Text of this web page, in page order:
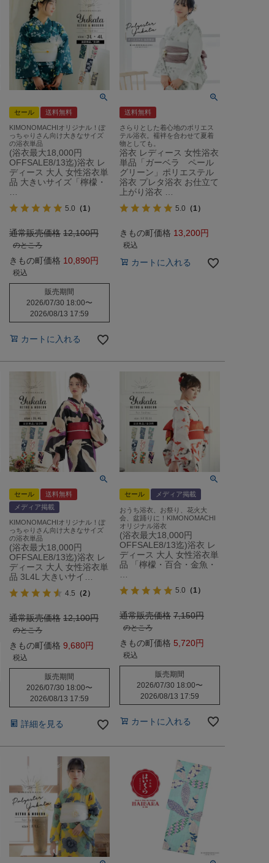
セール 送料無料
KIMONOMACHIオリジナル！ぽ
っちゃりさん向け大きなサイズ
の浴衣単品
(浴衣最大18,000円
OFFSALE8/13迄)浴衣 レ
ディース 大人 女性浴衣単
品 大きいサイズ「檸檬・
…
5.0 （1）
通常販売価格 12,100
のところ
きもの町価格 10,890
税込
販売期間
2026/07/30 18:00〜
2026/08/13 17:59
カートに入れる
送料無料
さらりとした着心地のポリエス
テル浴衣。襦袢を合わせて夏着
物としても。
浴衣 レディース 女性浴衣
単品「ガーベラ ペール
グリーン」ポリエステル
浴衣 プレタ浴衣 お仕立て
上がり浴衣 …
5.0 （1）
きもの町価格 13,200
税込
カートに入れる
セール
送料無料
メディア掲載
KIMONOMACHIオリジナル！ぽ
っちゃりさん向け大きなサイズ
の浴衣単品
(浴衣最大18,000円
OFFSALE8/13迄)浴衣 レ
ディース 大人 女性浴衣単
品 3L4L 大きいサイ…
4.5 （2）
通常販売価格 12,100
のところ
きもの町価格 9,680
税込
販売期間
2026/07/30 18:00〜
2026/08/13 17:59
詳細を見る
セール メディア掲載
おうち浴衣、お祭り、花火大
会、盆踊りに！KIMONOMACHI
オリジナル浴衣
(浴衣最大18,000円
OFFSALE8/13迄)浴衣 レ
ディース 大人 女性浴衣単
品 「檸檬・百合・金魚・
5.0 （1）
通常販売価格 7,150
のところ
きもの町価格 5,720
税込
販売期間
2026/07/30 18:00〜
2026/08/13 17:59
カートに入れる